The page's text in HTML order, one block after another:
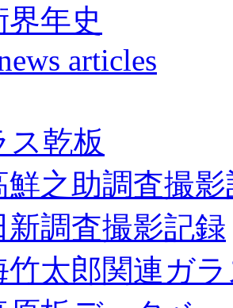
界年史
articles
ス乾板
鮮之助調査撮
新調査撮影記録
竹太郎関連ガ